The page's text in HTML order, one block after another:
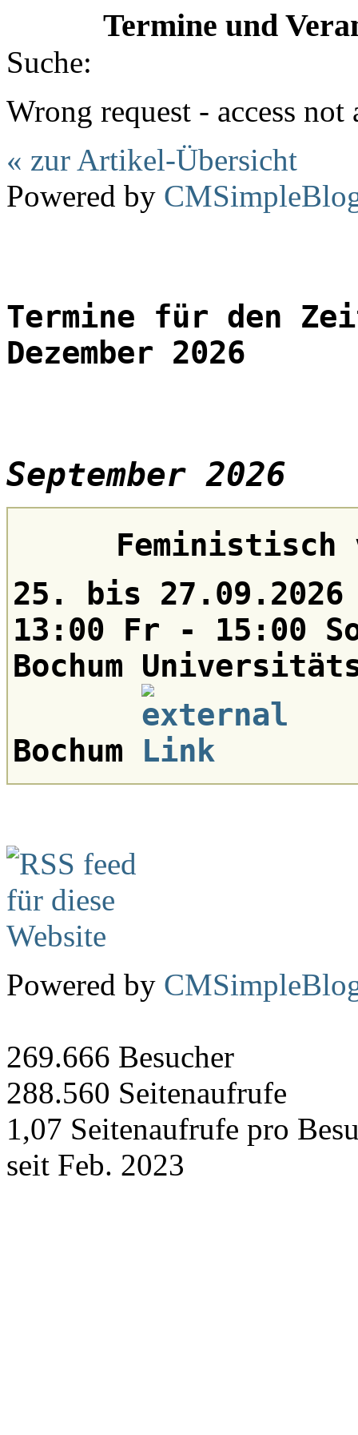
Termine und
Suche:
Wrong request - access not
« zur Artikel-Übersicht
Powered by
Termine für den
Dezember 2026
September 2026
Feministisch
25. bis 27.09.2026
13:00 Fr - 15:00
Bochum
Bochum
Powered by
269.666 Besucher
288.560 Seitenaufrufe
1,07 Seitenaufrufe pro
seit Feb. 2023